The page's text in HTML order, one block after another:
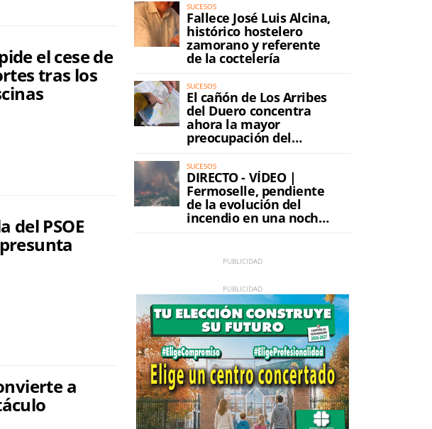
el cese de
tras los
del PSOE
a
SUCESOS
Fallece José Luis Alcina,
histórico hostelero
zamorano y referente
de la coctelería
SUCESOS
El cañón de Los Arribes
del Duero concentra
ahora la mayor
preocupación del
incendio
SUCESOS
DIRECTO - VÍDEO |
Fermoselle, pendiente
de la evolución del
incendio en una noche